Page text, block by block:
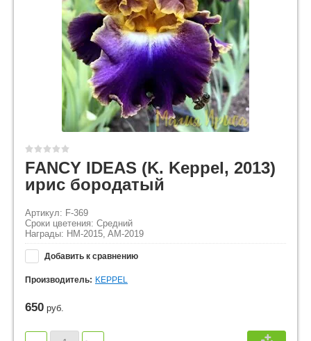
FANCY IDEAS (K. Keppel, 2013)
ирис бородатый
Артикул: F-369
Сроки цветения: Средний
Награды: HM-2015, AM-2019
Добавить к сравнению
Производитель: KEPPEL
650 руб.